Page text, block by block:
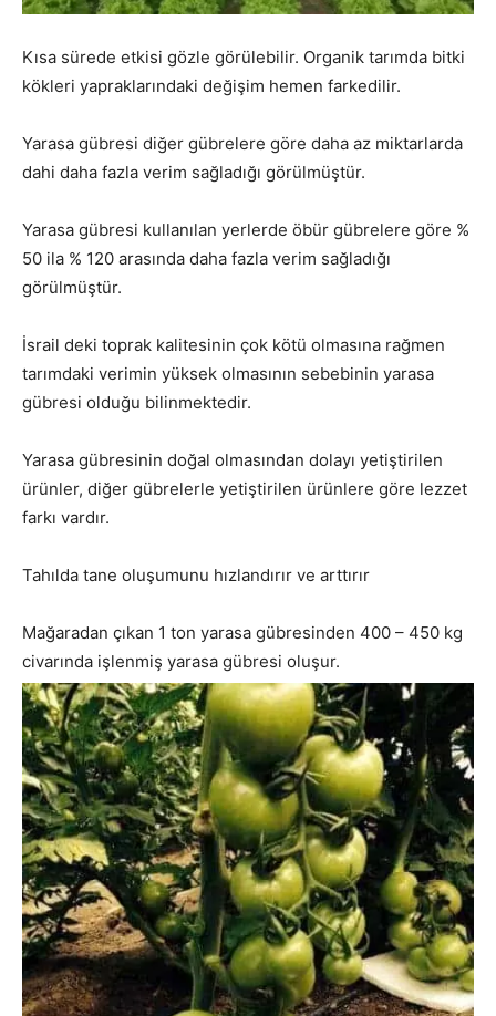
Kısa sürede etkisi gözle görülebilir. Organik tarımda bitki
kökleri yapraklarındaki değişim hemen farkedilir.
Yarasa gübresi diğer gübrelere göre daha az miktarlarda
dahi daha fazla verim sağladığı görülmüştür.
Yarasa gübresi kullanılan yerlerde öbür gübrelere göre %
50 ila % 120 arasında daha fazla verim sağladığı
görülmüştür.
İsrail deki toprak kalitesinin çok kötü olmasına rağmen
tarımdaki verimin yüksek olmasının sebebinin yarasa
gübresi olduğu bilinmektedir.
Yarasa gübresinin doğal olmasından dolayı yetiştirilen
ürünler, diğer gübrelerle yetiştirilen ürünlere göre lezzet
farkı vardır.
Tahılda tane oluşumunu hızlandırır ve arttırır
Mağaradan çıkan 1 ton yarasa gübresinden 400 – 450 kg
civarında işlenmiş yarasa gübresi oluşur.